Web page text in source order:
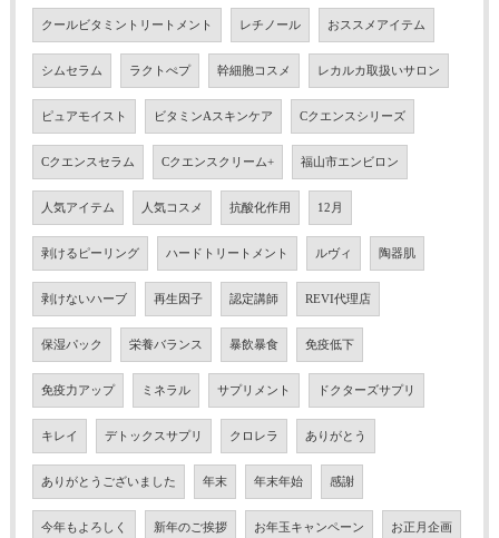
クールビタミントリートメント レチノール おススメアイテム
シムセラム ラクトぺプ 幹細胞コスメ レカルカ取扱いサロン
ピュアモイスト ビタミンAスキンケア Cクエンスシリーズ
Cクエンスセラム Cクエンスクリーム+ 福山市エンビロン
人気アイテム 人気コスメ 抗酸化作用 12月
剥けるピーリング ハードトリートメント ルヴィ 陶器肌
剥けないハーブ 再生因子 認定講師 REVI代理店
保湿パック 栄養バランス 暴飲暴食 免疫低下
免疫力アップ ミネラル サプリメント ドクターズサプリ
キレイ デトックスサプリ クロレラ ありがとう
ありがとうございました 年末 年末年始 感謝
今年もよろしく 新年のご挨拶 お年玉キャンペーン お正月企画